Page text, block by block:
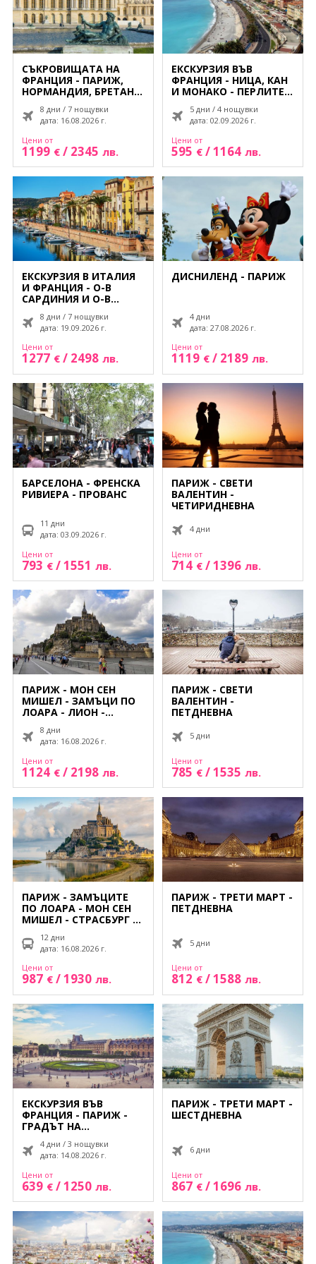
Екскурзии ОАЕ
Екскурзии Румъния
Екскурзии Русия
Екскурзии Сърбия
Екскурзии Турция
Екскурзии Унгария
Екскурзии Франция
Екскурзии Хърватия
Екскурзии Чехия
Екскурзии Швейцария
Екскурзии Швеция
0878 63 98 89 Запитване
ПОСЛЕДВАЙТЕ НИ
СЪКРОВИЩАТА НА
ФРАНЦИЯ - ПАРИЖ,
НОРМАНДИЯ, БРЕТАН
ЛОАРА
8 дни / 7 нощувки
дата: 16.08.2026 г.
Цени от
1199 €/ 2345 лв.
ЕКСКУРЗИЯ ВЪВ
ФРАНЦИЯ - НИЦА, КАН
И МОНАКО - ПЕРЛИТЕ
СЪС САМОЛЕТ И
ОБСЛУЖВАНЕ НА
БЪЛГАРСКИ ЕЗИК!
5 дни / 4 нощувки
дата: 02.09.2026 г.
Цени от
595 € /1164 лв.
ЕКСКУРЗИЯ В ИТАЛИЯ
И ФРАНЦИЯ - О-В
САРДИНИЯ И О-В
КОРСИКА - СЪС
САМОЛЕТ И
ОБСЛУЖВАНЕ НА
БЪЛГАРСКИ ЕЗИК!
8 дни / 7 нощувки
дата: 19.09.2026 г.
Цени от
1277 €/ 2498 лв.
ДИСНИЛЕНД - ПАРИЖ
4 дни
дата: 27.08.2026 г.
Цени от
1119 € / 2189 лв.
БАРСЕЛОНА - ФРЕНСКА
РИВИЕРА - ПРОВАНС
11 дни
дата: 03.09.2026 г.
Цени от
793 €/1551 лв.
ПАРИЖ - СВЕТИ
ВАЛЕНТИН -
ЧЕТИРИДНЕВНА
4 дни
Цени от
714 € /1396 лв.
ПАРИЖ - МОН СЕН
МИШЕЛ - ЗАМЪЦИ ПО
ЛОАРА - ЛИОН -
8 дни
дата: 16.08.2026 г.
Цени от
1124 €/ 2198 лв.
ПАРИЖ - СВЕТИ
ВАЛЕНТИН -
ПЕТДНЕВНА
5 дни
Цени от
785 € /1535 лв.
ПАРИЖ - ЗАМЪЦИТЕ
ПО ЛОАРА - МОН СЕН
МИШЕЛ - СТРАСБУРГ -
12 дни
дата: 16.08.2026 г.
Цени от
987 €/1930 лв.
ПАРИЖ - ТРЕТИ МАРТ -
ПЕТДНЕВНА
5 дни
Цени от
812 € /1588 лв.
ЕКСКУРЗИЯ ВЪВ
ФРАНЦИЯ - ПАРИЖ -
ГРАДЪТ НА
4 дни / 3 нощувки
дата: 14.08.2026 г.
Цени от
639 €/1250 лв.
ПАРИЖ - ТРЕТИ МАРТ -
ШЕСТДНЕВНА
6 дни
Цени от
867 € /1696 лв.